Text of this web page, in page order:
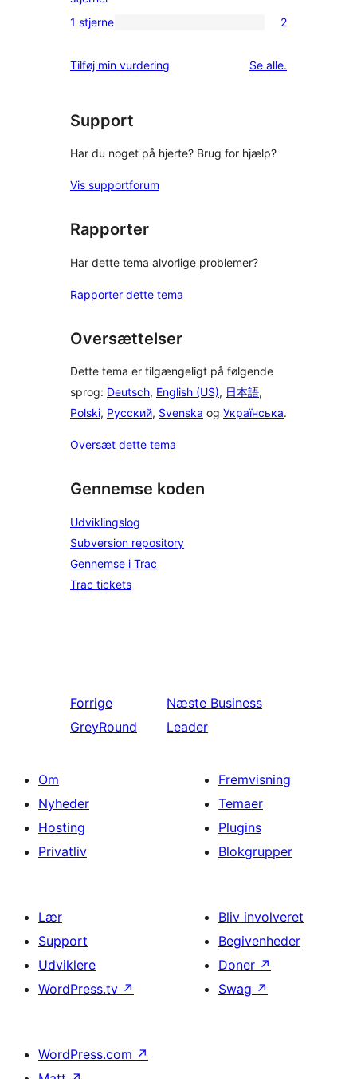
2-
anmeldelse
2
stjernet
1 stjerne 2
Tilføj min vurdering Se alleanmeldelser
.
Support
Har du noget på hjerte? Brug for hjælp?
Vis supportforum
Rapporter
Har dette tema alvorlige problemer?
Rapporter dette tema
Oversættelser
Dette tema er tilgængeligt på følgende
sprog: Deutsch, English (US), 日本語,
Polski, Русский, Svenska og Українська.
Oversæt dette tema
Gennemse koden
Udviklingslog
Subversion repository
Gennemse i Trac
Trac tickets
Forrige
GreyRound
Næste Business
Leader
Om
Nyheder
Hosting
Privatliv
Fremvisning
Temaer
Plugins
Blokgrupper
Lær
Support
Udviklere
WordPress.tv ↗
Bliv involveret
Begivenheder
Doner ↗
Swag ↗
WordPress.com ↗